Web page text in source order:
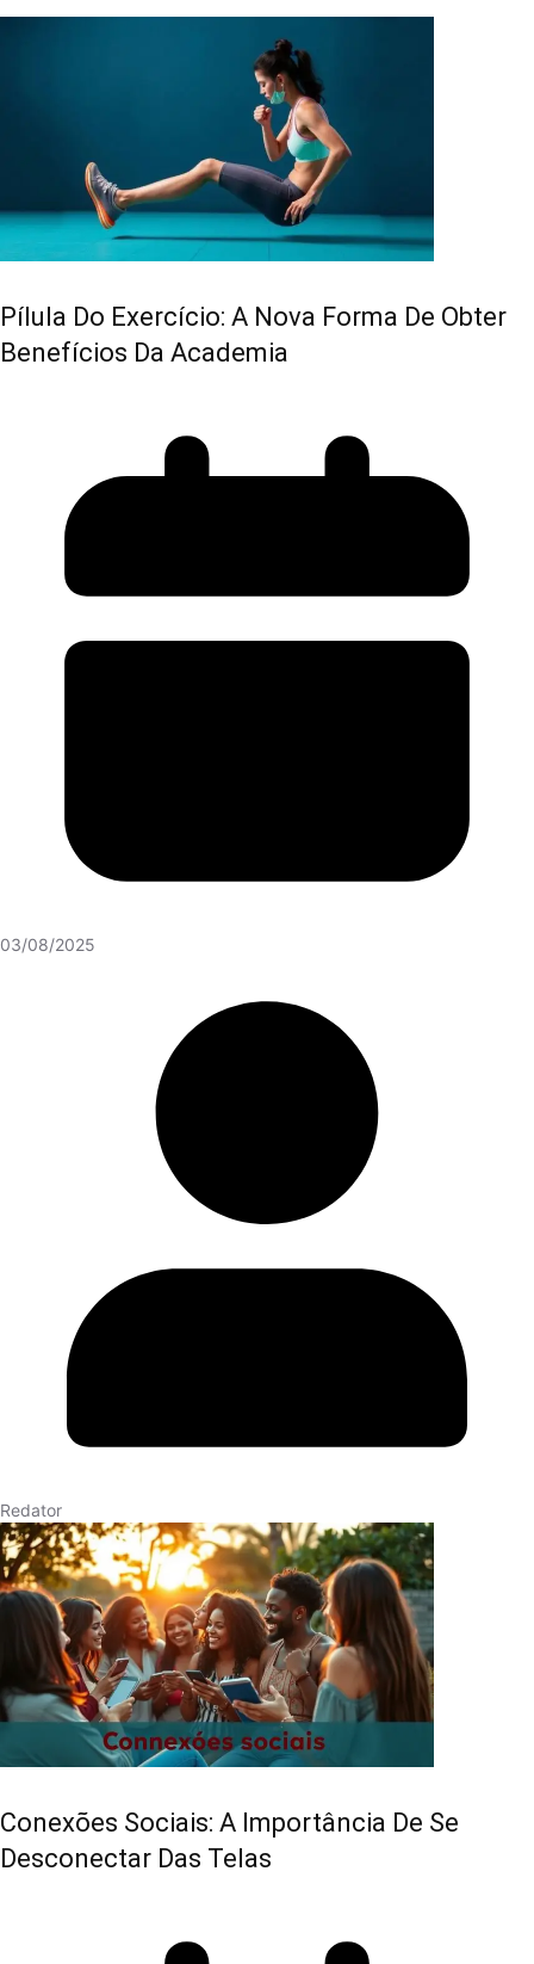
Pílula Do Exercício: A Nova Forma De Obter
Benefícios Da Academia
03/08/2025
Redator
Conexões Sociais: A Importância De Se
Desconectar Das Telas